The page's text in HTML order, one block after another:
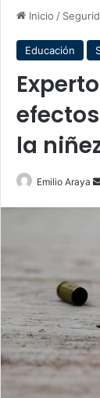
Inicio /
Educación
la
Emilio Araya